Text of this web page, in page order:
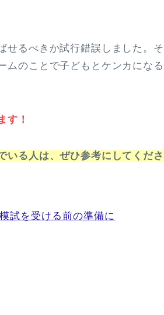
せるべきか試行錯誤しました。そ
ムのことで子どもとケンカになる
す！
いる人は、ぜひ参考にしてくださ
試を受ける前の準備に